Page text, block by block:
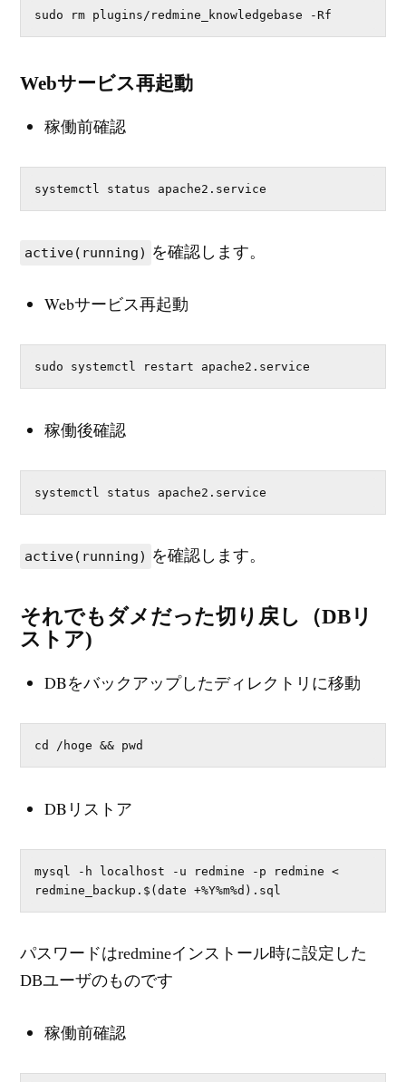
sudo rm plugins/redmine_knowledgebase -Rf
Webサービス再起動
稼働前確認
systemctl status apache2.service
active(running) を確認します。
Webサービス再起動
sudo systemctl restart apache2.service
稼働後確認
systemctl status apache2.service
active(running) を確認します。
それでもダメだった切り戻し（DBリ
ストア)
DBをバックアップしたディレクトリに移動
cd /hoge && pwd
DBリストア
mysql -h localhost -u redmine -p redmine <
redmine_backup.$(date +%Y%m%d).sql
パスワードはredmineインストール時に設定した
DBユーザのものです
稼働前確認